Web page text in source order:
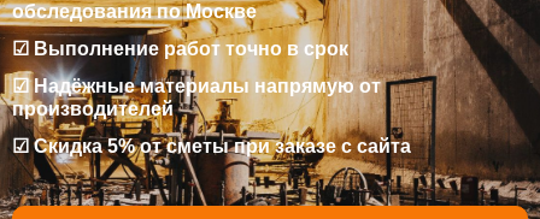
обследования по Москве
☑ Выполнение работ точно в срок
☑ Надёжные материалы напрямую от
производителей
☑ Скидка 5% от сметы при заказе с сайта